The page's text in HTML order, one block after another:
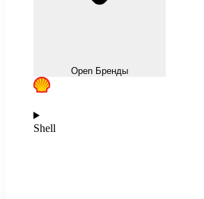
Open Бренды
Shell